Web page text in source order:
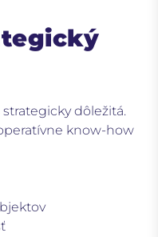
dôležitá.
know-how